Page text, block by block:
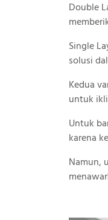
Double
Single
solusi
Kedua
untuk
Untuk
karena
Namun,